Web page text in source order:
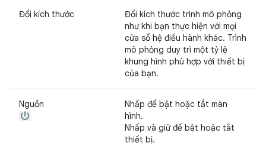
Đổi kích thước
Đổi kích thước trình mô phỏng
như khi bạn thực hiện với mọi
cửa sổ hệ điều hành khác. Trình
mô phỏng duy trì một tỷ lệ
khung hình phù hợp với thiết bị
của bạn.
Nguồn
Nhấp để bật hoặc tắt màn
hình.
Nhấp và giữ để bật hoặc tắt
thiết bị.